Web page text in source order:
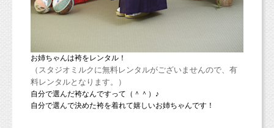
お姉ちゃんは袴をレンタル！
（スタジオミルクに無料レンタルがございませんので、有
料レンタルとなります。）
自分で選んだ袴なんですって（＾＾）♪
自分で選んで決めた袴を着れて嬉しいお姉ちゃんです！